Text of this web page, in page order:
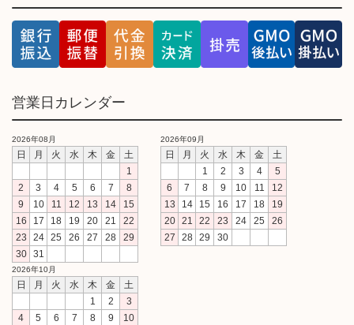
営業日カレンダー
2026年08月
日 月 火 水 木 金
土
1
2
3 4 5 6 7
8
9
10 11 12 13 14
15
16
17 18 19 20 21
22
23
24 25 26 27 28
29
30
31
2026年09月
日 月 火 水 木 金
土
1
2 3 4
5
6
7 8 9 10 11
12
13
14 15 16 17 18
19
20
21 22 23 24 25
26
27
28 29 30
2026年10月
日 月 火 水 木 金
土
1
2
3
4
5 6 7 8 9 10